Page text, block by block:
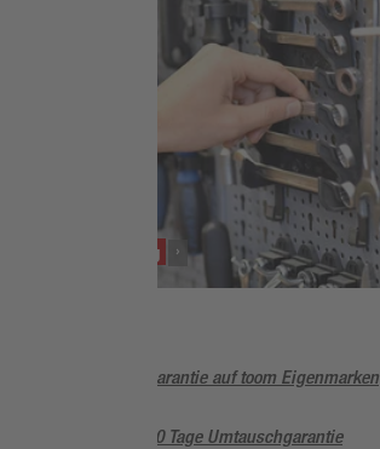
Handwerkzeug
5 Jahre Garantie auf toom Eigenmarken
Sorglos, 90 Tage Umtauschgarantie